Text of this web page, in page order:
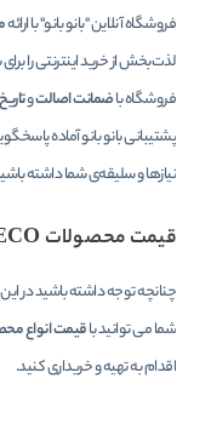
فروشگاه آنلاین "بانو بانو" با ارائه
لذت‌بخش از خرید اینترنتی را
فروشگاه باضمانت اصالتو
پشتیبانی بانو بانو آماده
نیازها و سلیقه‌ی شما داشته
قیمت محصولات ARTDECO
چنانچه توجه داشته باشید در
شما می توانید باقیمت انواع
اقدام به تهیه و خریداری کنید.